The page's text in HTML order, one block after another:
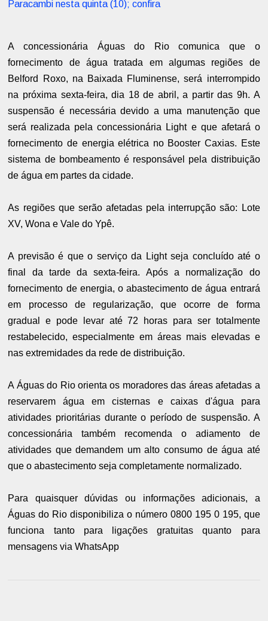
Paracambi nesta quinta (10); confira
A concessionária Águas do Rio comunica que o
fornecimento de água tratada em algumas regiões de
Belford Roxo, na Baixada Fluminense, será interrompido
na próxima sexta-feira, dia 18 de abril, a partir das 9h. A
suspensão é necessária devido a uma manutenção que
será realizada pela concessionária Light e que afetará o
fornecimento de energia elétrica no Booster Caxias. Este
sistema de bombeamento é responsável pela distribuição
de água em partes da cidade.
As regiões que serão afetadas pela interrupção são: Lote
XV, Wona e Vale do Ypê.
A previsão é que o serviço da Light seja concluído até o
final da tarde da sexta-feira. Após a normalização do
fornecimento de energia, o abastecimento de água entrará
em processo de regularização, que ocorre de forma
gradual e pode levar até 72 horas para ser totalmente
restabelecido, especialmente em áreas mais elevadas e
nas extremidades da rede de distribuição.
A Águas do Rio orienta os moradores das áreas afetadas a
reservarem água em cisternas e caixas d'água para
atividades prioritárias durante o período de suspensão. A
concessionária também recomenda o adiamento de
atividades que demandem um alto consumo de água até
que o abastecimento seja completamente normalizado.
Para quaisquer dúvidas ou informações adicionais, a
Águas do Rio disponibiliza o número 0800 195 0 195, que
funciona tanto para ligações gratuitas quanto para
mensagens via WhatsApp